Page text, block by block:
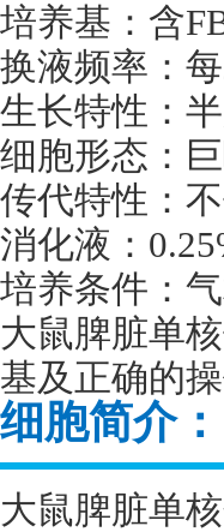
培养基：含
换液频率：每
生长特性：
细胞形态：
传代特性：
消化液：
培养条件：
大鼠脾脏单
基及正确的
细胞简介：
大鼠脾脏单